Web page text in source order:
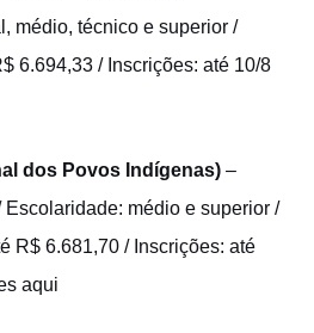
médio, técnico e superior /
6.694,33 / Inscrições: até 10/8
dos Povos Indígenas) –
médio e superior /
R$ 6.681,70 / Inscrições: até
aqui